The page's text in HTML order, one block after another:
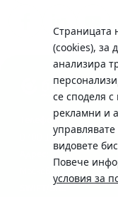
Страницата
(cookies), за
анализира
се споделя
рекламни и
видовете
Повече
условия за
Телефон:
0700 10 375 / *2375
Московска No.19 / ул.
SWIFT/BIC: